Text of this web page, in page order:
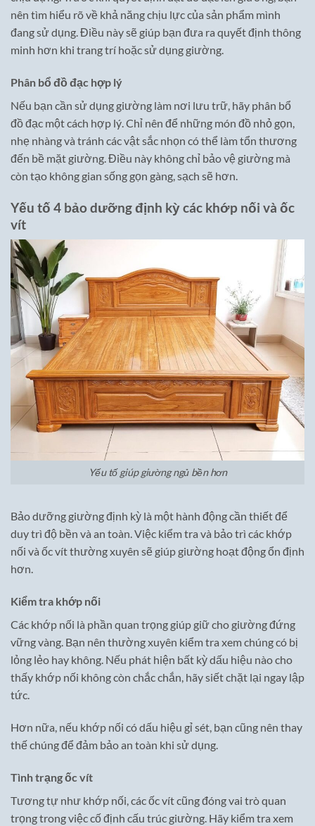
nên tìm hiểu rõ về khả năng chịu lực của sản phẩm mình
đang sử dụng. Điều này sẽ giúp bạn đưa ra quyết định thông
minh hơn khi trang trí hoặc sử dụng giường.
Phân bổ đồ đạc hợp lý
Nếu bạn cần sử dụng giường làm nơi lưu trữ, hãy phân bổ
đồ đạc một cách hợp lý. Chỉ nên để những món đồ nhỏ gọn,
nhẹ nhàng và tránh các vật sắc nhọn có thể làm tổn thương
đến bề mặt giường. Điều này không chỉ bảo vệ giường mà
còn tạo không gian sống gọn gàng, sạch sẽ hơn.
Yếu tố 4 bảo dưỡng định kỳ các khớp nối và ốc
vít
Yếu tố giúp giường ngủ bền hơn
Bảo dưỡng giường định kỳ là một hành động cần thiết để
duy trì độ bền và an toàn. Việc kiểm tra và bảo trì các khớp
nối và ốc vít thường xuyên sẽ giúp giường hoạt động ổn định
hơn.
Kiểm tra khớp nối
Các khớp nối là phần quan trọng giúp giữ cho giường đứng
vững vàng. Bạn nên thường xuyên kiểm tra xem chúng có bị
lỏng lẻo hay không. Nếu phát hiện bất kỳ dấu hiệu nào cho
thấy khớp nối không còn chắc chắn, hãy siết chặt lại ngay lập
tức.
Hơn nữa, nếu khớp nối có dấu hiệu gỉ sét, bạn cũng nên thay
thế chúng để đảm bảo an toàn khi sử dụng.
Tình trạng ốc vít
Tương tự như khớp nối, các ốc vít cũng đóng vai trò quan
trọng trong việc cố định cấu trúc giường. Hãy kiểm tra xem